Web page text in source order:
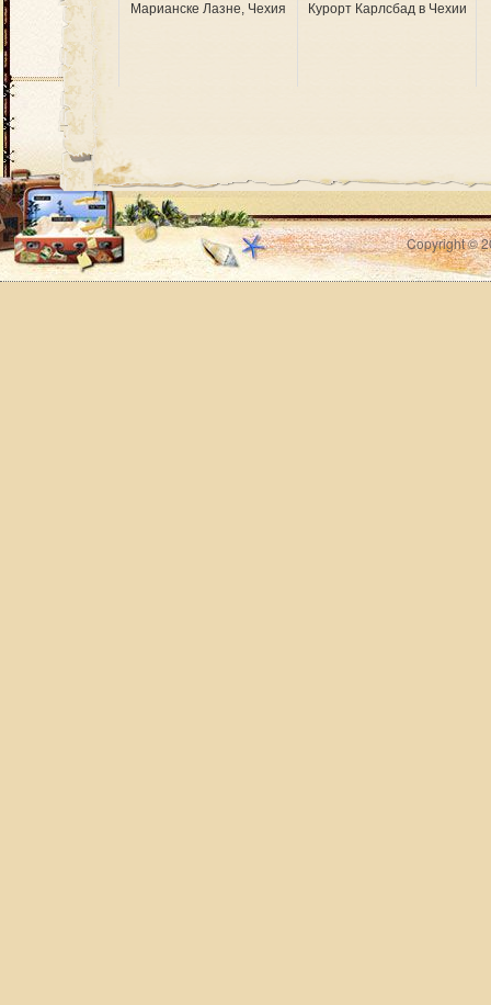
Марианске Лазне, Чехия Курорт Карлсбад в Чехии
Copyright ©